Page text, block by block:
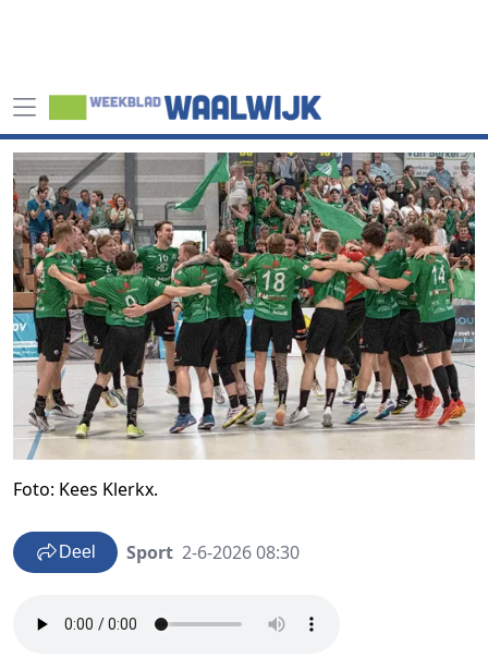
Foto: Kees Klerkx.
Deel Sport 2-6-2026 08:30